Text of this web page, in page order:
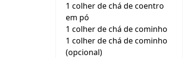
1 colher de chá de coentro
em pó
1 colher de chá de cominho
1 colher de chá de cominho
(opcional)